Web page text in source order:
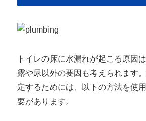
トイレの床に水漏れが起こる原因
露や尿以外の要因も考えられます
定するためには、以下の方法を使
要があります。